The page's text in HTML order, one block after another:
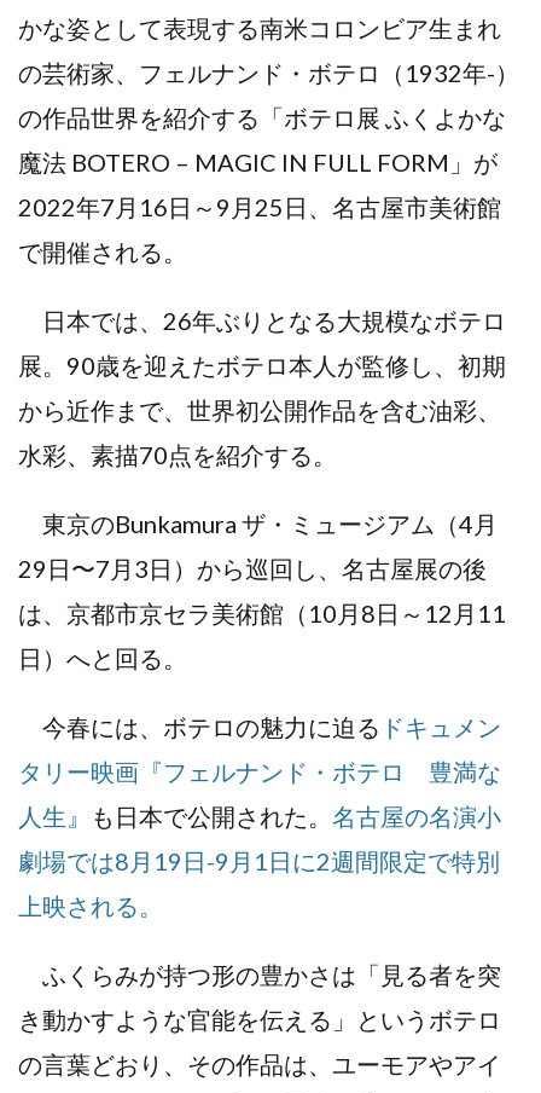
かな姿として表現する南米コロンビア生まれ
の芸術家、フェルナンド・ボテロ（1932年-）
の作品世界を紹介する「ボテロ展 ふくよかな
魔法 BOTERO – MAGIC IN FULL FORM」が
2022年7月16日～9月25日、名古屋市美術館
で開催される。
日本では、26年ぶりとなる大規模なボテロ
展。90歳を迎えたボテロ本人が監修し、初期
から近作まで、世界初公開作品を含む油彩、
水彩、素描70点を紹介する。
東京のBunkamura ザ・ミュージアム（4月
29日〜7月3日）から巡回し、名古屋展の後
は、京都市京セラ美術館（10月8日～12月11
日）へと回る。
今春には、ボテロの魅力に迫る ドキュメン
タリー映画『フェルナンド・ボテロ 豊満な
人生』
も日本で公開された。 名古屋の名演小
劇場では8月19日-9月1日に2週間限定で特別
上映される。
ふくらみが持つ形の豊かさは「見る者を突
き動かすような官能を伝える」というボテロ
の言葉どおり、その作品は、ユーモアやアイ